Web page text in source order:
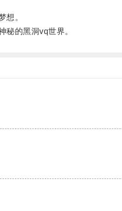
想。
的黑洞vq世界。